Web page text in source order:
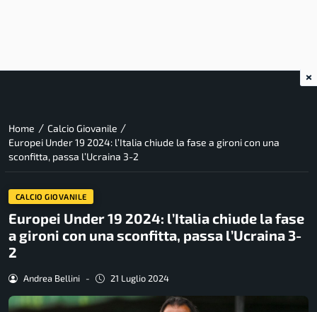
Home / Calcio Giovanile /
Europei Under 19 2024: l’Italia chiude la fase a gironi con una
sconfitta, passa l’Ucraina 3-2
CALCIO GIOVANILE
Europei Under 19 2024: l’Italia chiude la fase
a gironi con una sconfitta, passa l’Ucraina 3-
2
Andrea Bellini - 21 Luglio 2024
×